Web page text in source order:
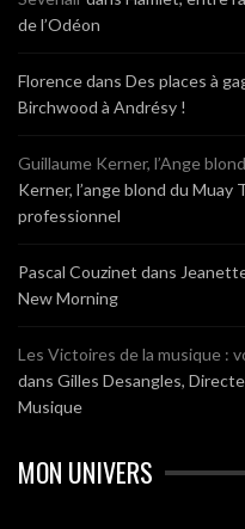
de l’Odéon
Florencedans Des places à
Birchwood à Andrésy !
Guillaume Kerner, l’Ange
Kerner, l’ange blond du
professionnel
Pascal Couzinet dans
New Morning
Les Victoires de la musique :
dans Gilles Desangles,
Musique
MON UNIVERS